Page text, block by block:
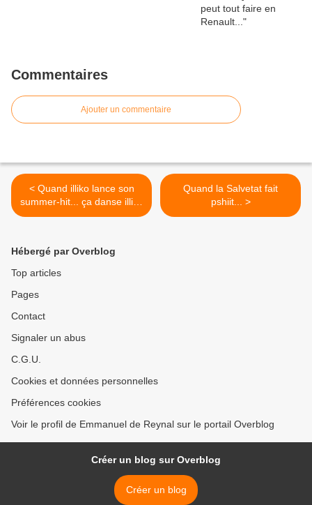
Commentaires
Ajouter un commentaire
< Quand illiko lance son
summer-hit... ça danse illico
!
Quand la Salvetat fait
pshiit... >
Hébergé par Overblog
Top articles
Pages
Contact
Signaler un abus
C.G.U.
Cookies et données personnelles
Préférences cookies
Voir le profil de Emmanuel de Reynal sur le portail Overblog
Créer un blog sur Overblog
Créer un blog